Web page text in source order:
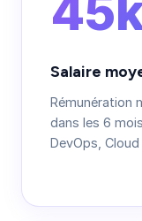
Salaire
Rémunération
dans les 6
DevOps, Cloud